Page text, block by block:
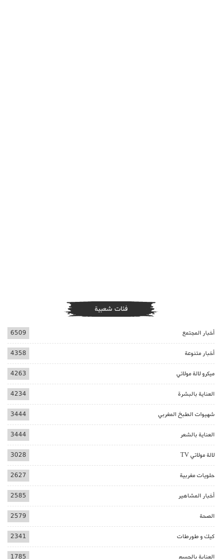
فئات شعبية
أخبار المجتمع 6509
أخبار متنوعة 4358
ميكرو لالة مولاتي 4263
العناية بالبشرة 4234
شهيوات الطبخ المغربي 3444
العناية بالشعر 3444
لالة مولاتي TV 3028
حلويات مغربية 2627
أخبار المشاهير 2585
الصحة 2579
كيك و طورطات 2341
العناية بالجسم 1785